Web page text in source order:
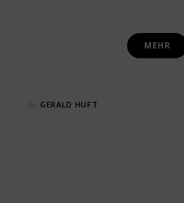
MEHR
GERALD HUFT